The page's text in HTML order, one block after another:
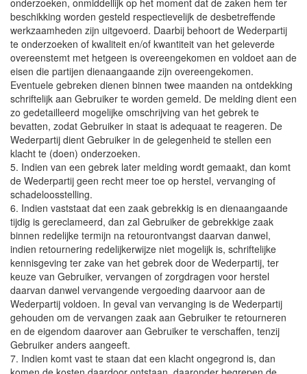
onderzoeken, onmiddellijk op het moment dat de zaken hem ter
beschikking worden gesteld respectievelijk de desbetreffende
werkzaamheden zijn uitgevoerd. Daarbij behoort de Wederpartij
te onderzoeken of kwaliteit en/of kwantiteit van het geleverde
overeenstemt met hetgeen is overeengekomen en voldoet aan de
eisen die partijen dienaangaande zijn overeengekomen.
Eventuele gebreken dienen binnen twee maanden na ontdekking
schriftelijk aan Gebruiker te worden gemeld. De melding dient een
zo gedetailleerd mogelijke omschrijving van het gebrek te
bevatten, zodat Gebruiker in staat is adequaat te reageren. De
Wederpartij dient Gebruiker in de gelegenheid te stellen een
klacht te (doen) onderzoeken.
5. Indien van een gebrek later melding wordt gemaakt, dan komt
de Wederpartij geen recht meer toe op herstel, vervanging of
schadeloosstelling.
6. Indien vaststaat dat een zaak gebrekkig is en dienaangaande
tijdig is gereclameerd, dan zal Gebruiker de gebrekkige zaak
binnen redelijke termijn na retourontvangst daarvan danwel,
indien retournering redelijkerwijze niet mogelijk is, schriftelijke
kennisgeving ter zake van het gebrek door de Wederpartij, ter
keuze van Gebruiker, vervangen of zorgdragen voor herstel
daarvan danwel vervangende vergoeding daarvoor aan de
Wederpartij voldoen. In geval van vervanging is de Wederpartij
gehouden om de vervangen zaak aan Gebruiker te retourneren
en de eigendom daarover aan Gebruiker te verschaffen, tenzij
Gebruiker anders aangeeft.
7. Indien komt vast te staan dat een klacht ongegrond is, dan